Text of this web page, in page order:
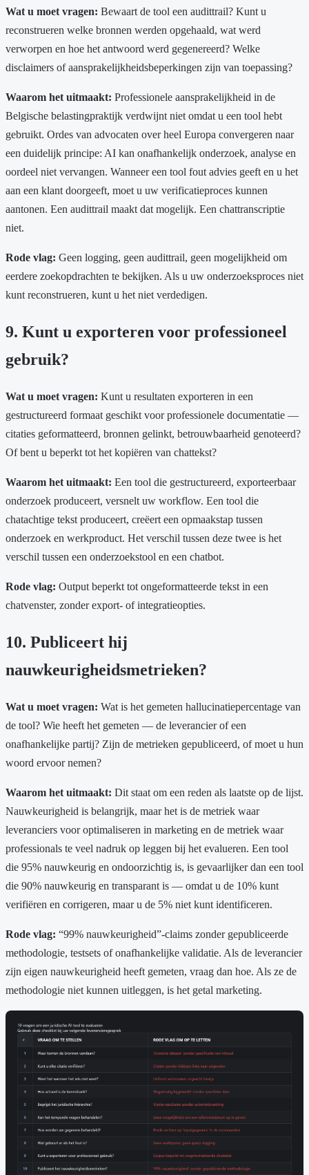
Wat u moet vragen: Bewaart de tool een audittrail? Kunt u
reconstrueren welke bronnen werden opgehaald, wat werd
verworpen en hoe het antwoord werd gegenereerd? Welke
disclaimers of aansprakelijkheidsbeperkingen zijn van toepassing?
Waarom het uitmaakt: Professionele aansprakelijkheid in de
Belgische belastingpraktijk verdwijnt niet omdat u een tool hebt
gebruikt. Ordes van advocaten over heel Europa convergeren naar
een duidelijk principe: AI kan onafhankelijk onderzoek, analyse en
oordeel niet vervangen. Wanneer een tool fout advies geeft en u het
aan een klant doorgeeft, moet u uw verificatieproces kunnen
aantonen. Een audittrail maakt dat mogelijk. Een chattranscriptie
niet.
Rode vlag: Geen logging, geen audittrail, geen mogelijkheid om
eerdere zoekopdrachten te bekijken. Als u uw onderzoeksproces niet
kunt reconstrueren, kunt u het niet verdedigen.
9. Kunt u exporteren voor professioneel
gebruik?
Wat u moet vragen: Kunt u resultaten exporteren in een
gestructureerd formaat geschikt voor professionele documentatie —
citaties geformatteerd, bronnen gelinkt, betrouwbaarheid genoteerd?
Of bent u beperkt tot het kopiëren van chattekst?
Waarom het uitmaakt: Een tool die gestructureerd, exporteerbaar
onderzoek produceert, versnelt uw workflow. Een tool die
chatachtige tekst produceert, creëert een opmaakstap tussen
onderzoek en werkproduct. Het verschil tussen deze twee is het
verschil tussen een onderzoekstool en een chatbot.
Rode vlag: Output beperkt tot ongeformatteerde tekst in een
chatvenster, zonder export- of integratieopties.
10. Publiceert hij
nauwkeurigheidsmetrieken?
Wat u moet vragen: Wat is het gemeten hallucinatiepercentage van
de tool? Wie heeft het gemeten — de leverancier of een
onafhankelijke partij? Zijn de metrieken gepubliceerd, of moet u hun
woord ervoor nemen?
Waarom het uitmaakt: Dit staat om een reden als laatste op de lijst.
Nauwkeurigheid is belangrijk, maar het is de metriek waar
leveranciers voor optimaliseren in marketing en de metriek waar
professionals te veel nadruk op leggen bij het evalueren. Een tool
die 95% nauwkeurig en ondoorzichtig is, is gevaarlijker dan een tool
die 90% nauwkeurig en transparant is — omdat u de 10% kunt
verifiëren en corrigeren, maar u de 5% niet kunt identificeren.
Rode vlag: “99% nauwkeurigheid”-claims zonder gepubliceerde
methodologie, testsets of onafhankelijke validatie. Als de leverancier
zijn eigen nauwkeurigheid heeft gemeten, vraag dan hoe. Als ze de
methodologie niet kunnen uitleggen, is het getal marketing.